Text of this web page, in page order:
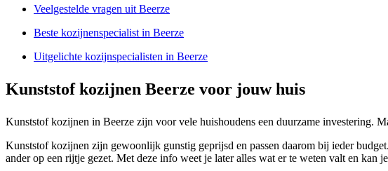
Veelgestelde vragen uit Beerze
Beste kozijnenspecialist in Beerze
Uitgelichte kozijnspecialisten in Beerze
Kunststof kozijnen Beerze voor jouw huis
Kunststof kozijnen in Beerze zijn voor vele huishoudens een duurzame investering.
Kunststof kozijnen zijn gewoonlijk gunstig geprijsd en passen daarom bij ieder
ander op een rijtje gezet. Met deze info weet je later alles wat er te weten valt en kan